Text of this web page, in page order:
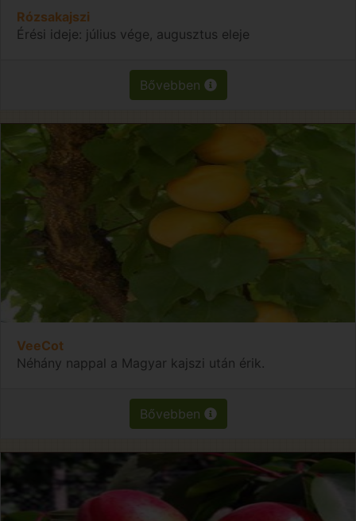
Rózsakajszi
Érési ideje: július vége, augusztus eleje
Bővebben
VeeCot
Néhány nappal a Magyar kajszi után érik.
Bővebben